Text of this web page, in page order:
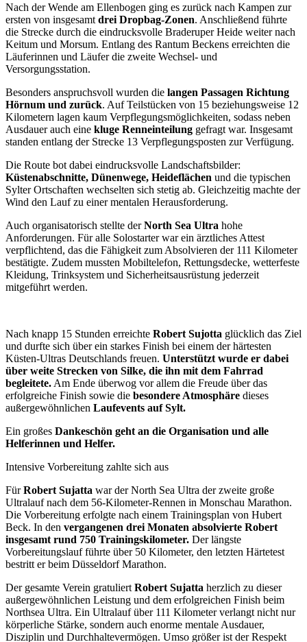
Nach der Wende am Ellenbogen ging es zurück nach Kampen zur
ersten von insgesamt drei Dropbag-Zonen. Anschließend führte
die Strecke durch die eindrucksvolle Braderuper Heide weiter nach
Keitum und Morsum. Entlang des Rantum Beckens erreichten die
Läuferinnen und Läufer die zweite Wechsel- und
Versorgungsstation.
Besonders anspruchsvoll wurden die langen Passagen Richtung
Hörnum und zurück. Auf Teilstücken von 15 beziehungsweise 12
Kilometern lagen kaum Verpflegungsmöglichkeiten, sodass neben
Ausdauer auch eine kluge Renneinteilung gefragt war. Insgesamt
standen entlang der Strecke 13 Verpflegungsposten zur Verfügung.
Die Route bot dabei eindrucksvolle Landschaftsbilder:
Küstenabschnitte, Dünenwege, Heideflächen und die typischen
Sylter Ortschaften wechselten sich stetig ab. Gleichzeitig machte der
Wind den Lauf zu einer mentalen Herausforderung.
Auch organisatorisch stellte derNorth Sea Ultra hohe
Anforderungen. Für alle Solostarter war ein ärztliches Attest
verpflichtend, das die Fähigkeit zum Absolvieren der 111 Kilometer
bestätigte. Zudem mussten Mobiltelefon, Rettungsdecke, wetterfeste
Kleidung, Trinksystem und Sicherheitsausrüstung jederzeit
mitgeführt werden.
Nach knapp 15 Stunden erreichte Robert Sujotta glücklich das Ziel
und durfte sich über ein starkes Finish bei einem der härtesten
Küsten-Ultras Deutschlands freuen. Unterstützt wurde er dabei
über weite Strecken von Silke, die ihn mit dem Fahrrad
begleitete. Am Ende überwog vor allem die Freude über das
erfolgreiche Finish sowie die besondere Atmosphäre dieses
außergewöhnlichen Laufevents auf Sylt.
Ein großes Dankeschön geht an die Organisation und alle
Helferinnen und Helfer.
Intensive Vorbereitung zahlte sich aus
FürRobert Sujatta war der North Sea Ultra der zweite große
Ultralauf nach dem 56-Kilometer-Rennen in Monschau Marathon.
Die Vorbereitung erfolgte nach einem Trainingsplan von Hubert
Beck. In den vergangenen drei Monaten absolvierte Robert
insgesamt rund 750 Trainingskilometer. Der längste
Vorbereitungslauf führte über 50 Kilometer, den letzten Härtetest
bestritt er beim Düsseldorf Marathon.
Der gesamte Verein gratuliert Robert Sujatta herzlich zu dieser
außergewöhnlichen Leistung und dem erfolgreichen Finish beim
Northsea Ultra. Ein Ultralauf über 111 Kilometer verlangt nicht nur
körperliche Stärke, sondern auch enorme mentale Ausdauer,
Disziplin und Durchhaltevermögen. Umso größer ist der Respekt